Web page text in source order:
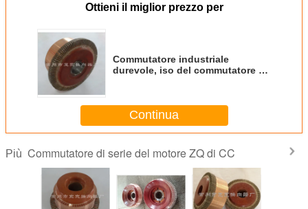
Ottieni il miglior prezzo per
Commutatore industriale
durevole, iso del commutatore di
Continua
Più Commutatore di serie del motore ZQ di CC